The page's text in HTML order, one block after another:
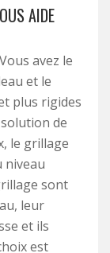
AIDE
avez le
et le
plus rigides
de
le grillage
niveau
sont
leur
et ils
est